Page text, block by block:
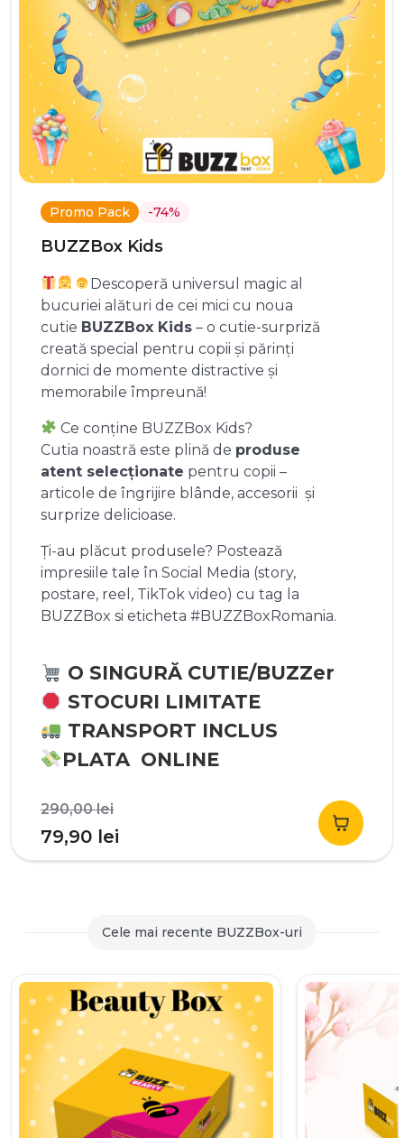
Promo Pack -74%
BUZZBox Kids
Descoperă universul magic al
bucuriei alături de cei mici cu noua
cutie BUZZBox Kids – o cutie-surpriză
creată special pentru copii și părinți
dornici de momente distractive și
memorabile împreună!
Ce conține BUZZBox Kids?
Cutia noastră este plină de produse
atent selecționate pentru copii –
articole de îngrijire blânde, accesorii și
surprize delicioase.
Ți-au plăcut produsele? Postează
impresiile tale în Social Media (story,
postare, reel, TikTok video) cu tag la
BUZZBox si eticheta #BUZZBoxRomania.
O SINGURĂ CUTIE/BUZZer
STOCURI LIMITATE
TRANSPORT INCLUS
PLATA ONLINE
290,00leiPrețul
inițial
a
290,00 lei.
79,90 lei
curent
79,90 lei.
Cele mai recente BUZZBox-uri